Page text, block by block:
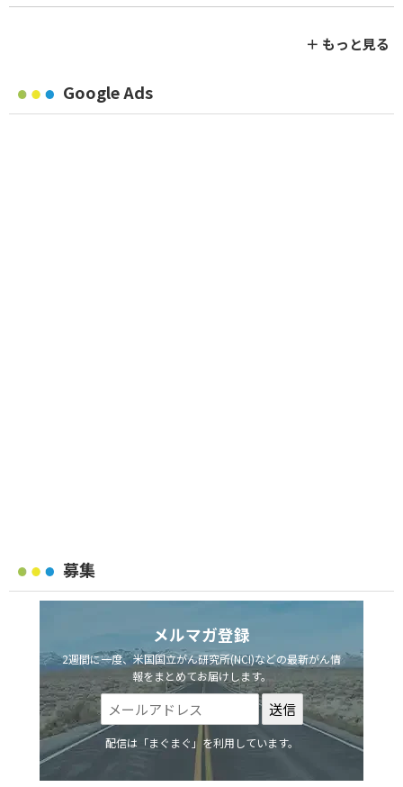
＋ もっと見る
Google Ads
募集
メルマガ登録
2週間に一度、米国国立がん研究所(NCI)などの最新がん情
報をまとめてお届けします。
配信は「まぐまぐ」を利用しています。